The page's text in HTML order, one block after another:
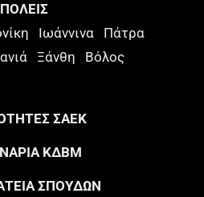
ΠΟΛΕΙΣ
Ιωάννινα
Πάτρα
Ξάνθη Βόλος
ΣΑΕΚ
ΚΔΒΜ
ΣΠΟΥΔΩΝ